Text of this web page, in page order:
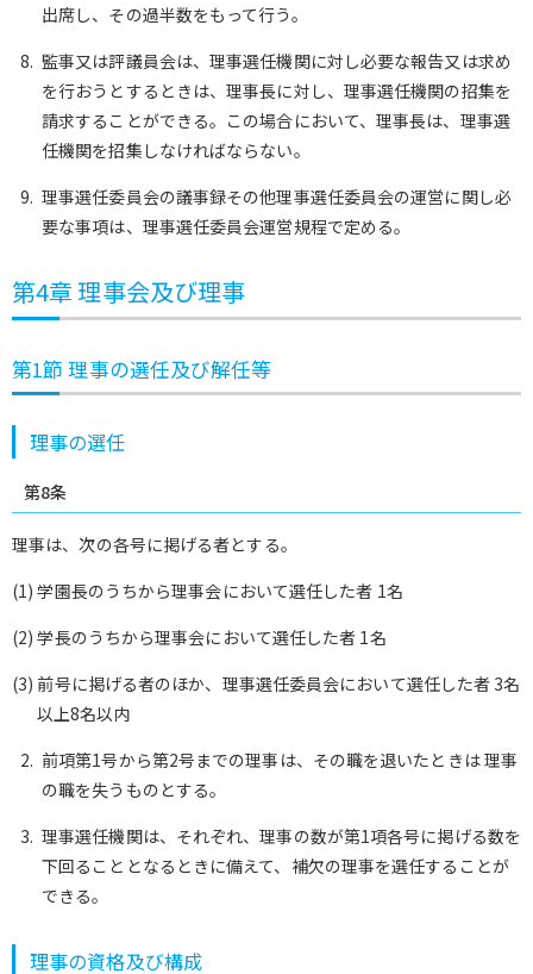
出席し、その過半数をもって行う。
監事又は評議員会は、理事選任機関に対し必要な報告又は求め
を行おうとするときは、理事長に対し、理事選任機関の招集を
請求することができる。この場合において、理事長は、理事選
任機関を招集しなければならない。
理事選任委員会の議事録その他理事選任委員会の運営に関し必
要な事項は、理事選任委員会運営規程で定める。
第4章 理事会及び理事
第1節 理事の選任及び解任等
理事の選任
第8条
理事は、次の各号に掲げる者とする。
(1) 学園長のうちから理事会において選任した者 1名
(2) 学長のうちから理事会において選任した者 1名
(3) 前号に掲げる者のほか、理事選任委員会において選任した者 3名
以上8名以内
前項第1号から第2号までの理事は、その職を退いたときは 理事
の職を失うものとする。
理事選任機関は、それぞれ、理事の数が第1項各号に掲げる数を
下回ることとなるときに備えて、補欠の理事を選任することが
できる。
理事の資格及び構成